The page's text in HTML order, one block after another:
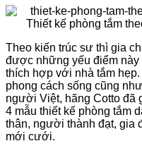
Theo kiến trúc sư thì gia
được những yếu điểm này
thích hợp với nhà tắm
phong cách sống cũng
người Việt, hãng Cotto
4 mẫu thiết kế phòng tắm
thân, người thành đạt, gia
mới cưới.